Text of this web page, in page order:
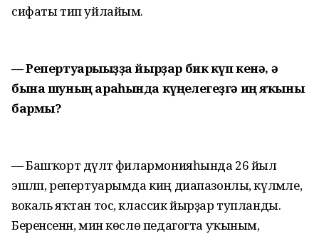
сифаты тип уйлайым.
— Репертуарығыҙҙа йырҙар бик күп кенә, ә
бына шуның араһында күңелегеҙгә иң яҡыны
бармы?
— Башҡорт дәүләт филармонияһында 26 йыл
эшләп, репертуарымда киң диапазонлы, күләмле,
вокаль яҡтан тос, классик йырҙар тупланды.
Беренсенән, мин көслө педагогта уҡыным,